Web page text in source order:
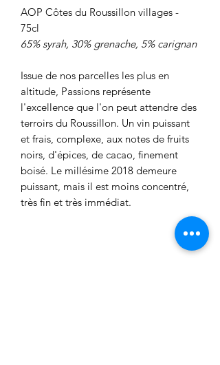
AOP Côtes du Roussillon villages -
75cl
65% syrah, 30% grenache, 5% carignan
Issue de nos parcelles les plus en
altitude, Passions représente
l'excellence que l'on peut attendre des
terroirs du Roussillon. Un vin puissant
et frais, complexe, aux notes de fruits
noirs, d'épices, de cacao, finement
boisé. Le millésime 2018 demeure
puissant, mais il est moins concentré,
très fin et très immédiat.